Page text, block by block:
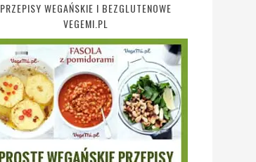
PRZEPISY WEGAŃSKIE I BEZGLUTENOWE
VEGEMI.PL